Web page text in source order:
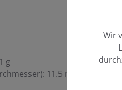
g
11.5 mm
Wir